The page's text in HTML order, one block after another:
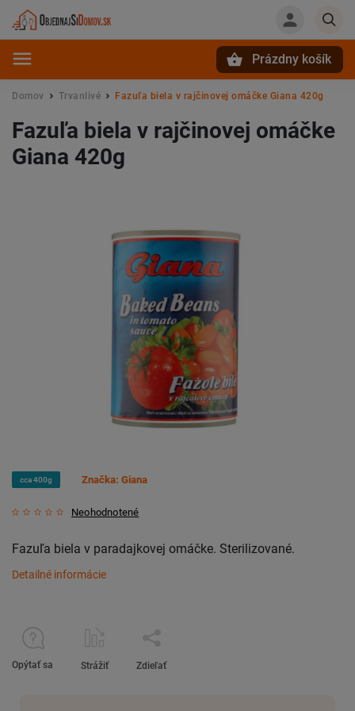
Prázdny košík
Domov / Trvanlivé / Fazuľa biela v rajčinovej omáčke Giana 420g
Fazuľa biela v rajčinovej omáčke
Giana 420g
cca 400g
Neohodnotené
Značka: Giana
Fazuľa biela v paradajkovej omáčke. Sterilizované.
Detailné informácie
Opýtať sa Strážiť Zdieľať